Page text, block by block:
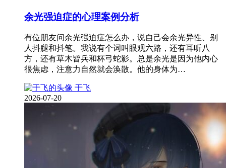
余光强迫症的心理案例分析
有位朋友问余光强迫症怎么办，说自己会余光异性、别
人抖腿和抖笔。我说有个词叫眼观六路，还有耳听八
方，还有草木皆兵和杯弓蛇影。总是余光是因为他内心
很焦虑，注意力自然就会涣散。他的身体为…
于飞
2026-07-20